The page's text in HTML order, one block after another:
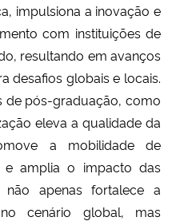
impulsiona a inovação e
com instituições de
resultando em avanços
desafios globais e locais.
de pós-graduação, como
eleva a qualidade da
a mobilidade de
e amplia o impacto das
não apenas fortalece a
cenário global, mas